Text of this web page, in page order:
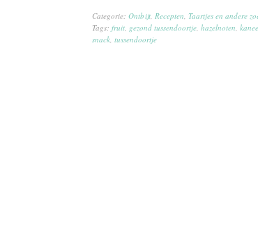
Categorie: Ontbijt Recepten Taartjes en andere
Tags: fruit gezond tussendoortje hazelnoten
snack tussendoortje